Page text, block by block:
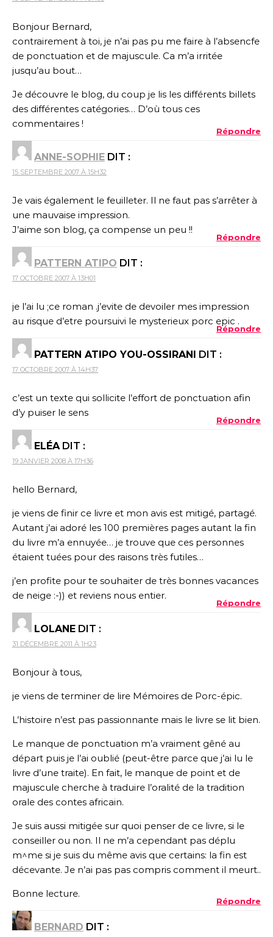
Bonjour Bernard,
contrairement à toi, je n’ai pas pu me faire à l’absencfe
de ponctuation et de majuscule. Ca m’a irritée
jusqu’au bout…
Je découvre le blog, du coup je lis les différents billets
des différentes catégories… D’où tous ces
commentaires !
Répondre
ANNE-SOPHIE DIT :
15 SEPTEMBRE 2007 À 15H32
Je vais également le feuilleter. Il ne faut pas s’arrêter à
une mauvaise impression.
J’aime son blog, ça compense un peu !!
Répondre
PATTERN ATIPO DIT :
17 OCTOBRE 2007 À 13H01
je l’ai lu ;ce roman .j’evite de devoiler mes impression
au risque d’etre poursuivi le mysterieux porc epic .
Répondre
PATTERN ATIPO YOU-OSSIRANI DIT :
17 OCTOBRE 2007 À 14H37
c’est un texte qui sollicite l’effort de ponctuation afin
d’y puiser le sens
Répondre
ELÉA DIT :
19 JANVIER 2008 À 17H36
hello Bernard,
je viens de finir ce livre et mon avis est mitigé, partagé.
Autant j’ai adoré les 100 premières pages autant la fin
du livre m’a ennuyée… je trouve que ces personnes
étaient tuées pour des raisons très futiles…
j’en profite pour te souhaiter de très bonnes vacances
de neige :-)) et reviens nous entier.
Répondre
LOLANE DIT :
31 DÉCEMBRE 2011 À 1H23
Bonjour à tous,
je viens de terminer de lire Mémoires de Porc-épic.
L’histoire n’est pas passionnante mais le livre se lit bien.
Le manque de ponctuation m’a vraiment gêné au
départ puis je l’ai oublié (peut-être parce que j’ai lu le
livre d’une traite). En fait, le manque de point et de
majuscule cherche à traduire l’oralité de la tradition
orale des contes africain.
Je suis aussi mitigée sur quoi penser de ce livre, si le
conseiller ou non. Il ne m’a cependant pas déplu
m^me si je suis du même avis que certains: la fin est
décevante. Je n’ai pas pas compris comment il meurt..
Bonne lecture.
Répondre
BERNARD DIT :